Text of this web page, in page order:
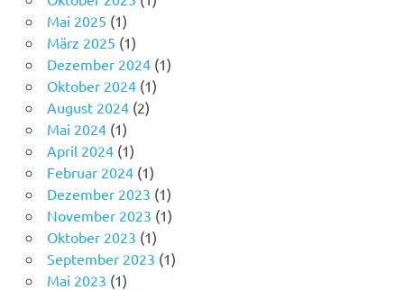
Mai 2025 (1)
März 2025 (1)
Dezember 2024(1)
Oktober 2024(1)
August 2024(2)
Mai 2024(1)
April 2024(1)
Februar 2024(1)
Dezember 2023 (1)
November 2023 (1)
Oktober 2023 (1)
September 2023 (1)
Mai 2023 (1)